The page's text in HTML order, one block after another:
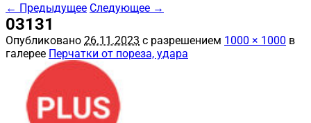
← Предыдущее Следующее →
03131
Опубликовано 26.11.2023 с разрешением 1000 × 1000 в
галерее Перчатки от пореза, удара